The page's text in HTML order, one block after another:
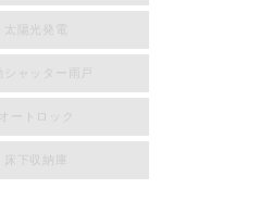
太陽光発電
シャッター雨戸
オートロック
床下収納庫